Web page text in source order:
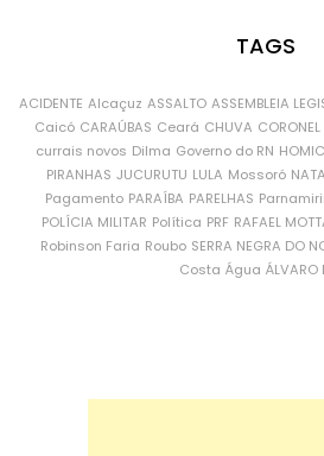
TAGS
ACIDENTE Alcaçuz ASSALTO ASSEMBLEIA
Caicó CARAÚBAS Ceará CHUVA
currais novos Dilma Governo do RN
PIRANHAS JUCURUTU LULA Mossoró
Pagamento PARAÍBA PARELHAS
POLÍCIA MILITAR Política PRF RAFAEL
Robinson Faria Roubo SERRA NEGRA DO
Costa Água ÁLVARO